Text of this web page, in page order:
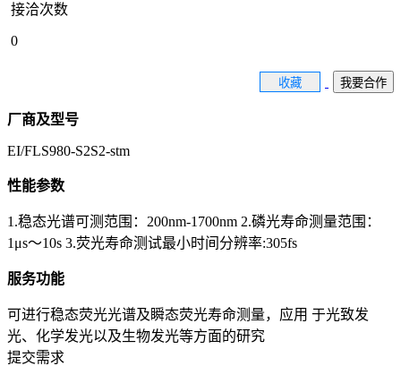
接洽次数
0
收藏 我要合作
厂商及型号
EI/FLS980-S2S2-stm
性能参数
1.稳态光谱可测范围：200nm-1700nm 2.磷光寿命测量范围：
1μs～10s 3.荧光寿命测试最小时间分辨率:305fs
服务功能
可进行稳态荧光光谱及瞬态荧光寿命测量，应用 于光致发
光、化学发光以及生物发光等方面的研究
提交需求